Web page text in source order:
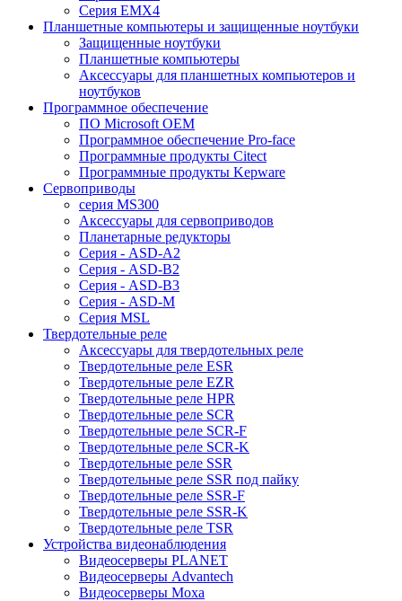
Серия EMX4
Планшетные компьютеры и защищенные ноутбуки
Защищенные ноутбуки
Планшетные компьютеры
Аксессуары для планшетных компьютеров и
ноутбуков
Программное обеспечение
ПО Microsoft OEM
Программное обеспечение Pro-face
Программные продукты Citect
Программные продукты Kepware
Сервоприводы
серия MS300
Аксессуары для сервоприводов
Планетарные редукторы
Серия - ASD-A2
Серия - ASD-B2
Серия - ASD-B3
Серия - ASD-M
Серия MSL
Твердотельные реле
Аксессуары для твердотельных реле
Твердотельные реле ESR
Твердотельные реле EZR
Твердотельные реле HPR
Твердотельные реле SCR
Твердотельные реле SCR-F
Твердотельные реле SCR-K
Твердотельные реле SSR
Твердотельные реле SSR под пайку
Твердотельные реле SSR-F
Твердотельные реле SSR-K
Твердотельные реле TSR
Устройства видеонаблюдения
Видеосерверы PLANET
Видеосерверы Advantech
Видеосерверы Moxa